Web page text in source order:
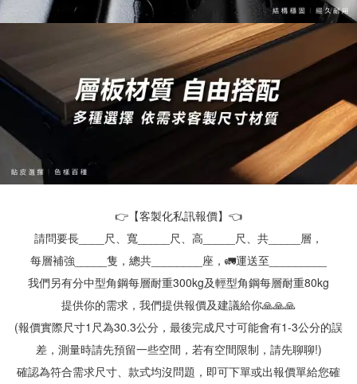
👉【客製化私訊報價】👈
請問要長____尺、寬_____尺、高_____尺、共_____層，
每層補強_____隻，總共________座，🚛運送至_________
我們另有分中型角鋼每層耐重300kg及輕型角鋼每層耐重80kg
提供你的需求，我們提供報價及建議給你🙏🙏🙏
(報價實際尺寸1尺為30.3公分，最後完成尺寸可能會有1-3公分的誤
差，測量時請先預留一些空間，若有空間限制，請先聊聊!)
確認為符合需求尺寸、款式均沒問題，即可下單或出報價單給您確